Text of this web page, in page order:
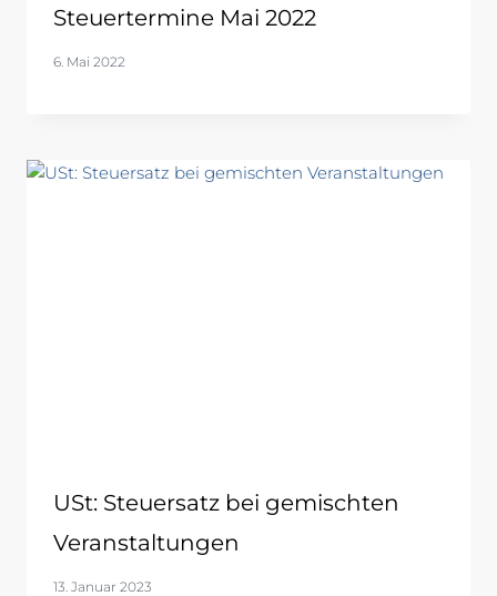
Steuertermine Mai 2022
6. Mai 2022
USt: Steuersatz bei gemischten
Veranstaltungen
13. Januar 2023